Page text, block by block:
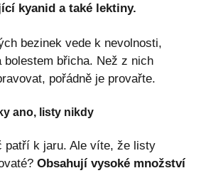
kyanid a také lektiny.
bezinek vede k nevolnosti,
břicha. Než z nich
pořádně je provařte.
ano, listy nikdy
patří k jaru. Ale víte, že listy
Obsahují vysoké množství